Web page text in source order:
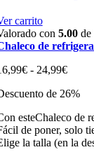
carrito
con 5.00de
de
€ - 24,99€Rango
hasta
de 26%
esteChaleco de
de poner, solo
la talla (en la